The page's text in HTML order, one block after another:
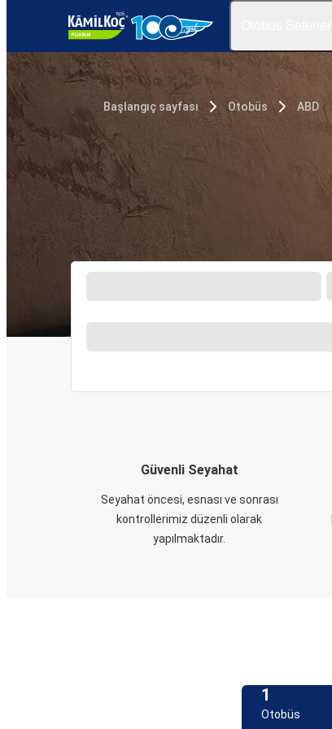
Başlangıç sayfası Otobüs ABD
Güvenli Seyahat
Seyahat öncesi, esnası ve sonrası
kontrollerimiz düzenli olarak
yapılmaktadır.
1
Otobüs